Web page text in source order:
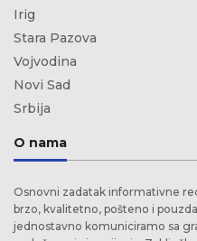
Irig
Stara Pazova
Vojvodina
Novi Sad
Srbija
O nama
Osnovni zadatak informativne
brzo, kvalitetno, pošteno i
jednostavno komuniciramo sa